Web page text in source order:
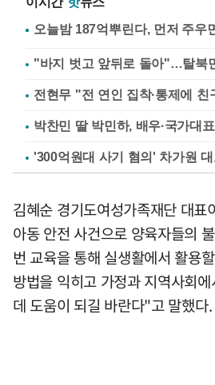
"바지 벗고 앞뒤로 돌아"…탈북
전현무 "전 연인 집착·통제에
박찬민 딸 박민하, 배우·국가대
'300억원대 사기 혐의' 차가원 대
김혜순 경기도여성가족재단 대
아동 안전 사건으로 양육자들의
번 교육을 통해 실생활에서 활용
방법을 익히고 가정과 지역사회
데 도움이 되길 바란다"고 말했다.